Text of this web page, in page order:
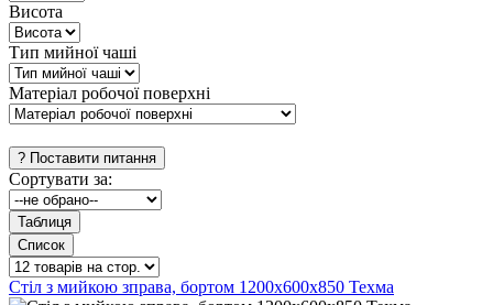
Висота
Тип мийної чаші
Матеріал робочої поверхні
Сортувати за:
Стіл з мийкою зправа, бортом 1200х600х850 Техма